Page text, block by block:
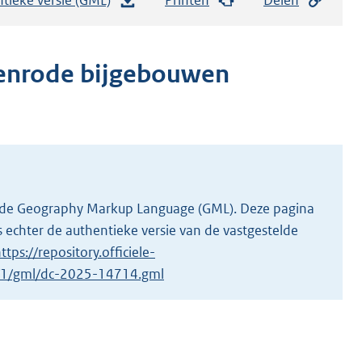
t
a
o
o
t
t
e
bijgebouwen
Markup Language (GML). Deze pagina
de authentieke versie van de vastgestelde
repository.officiele-
gml/dc-2025-14714.gml